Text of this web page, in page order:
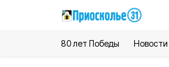
80 лет Победы Новости